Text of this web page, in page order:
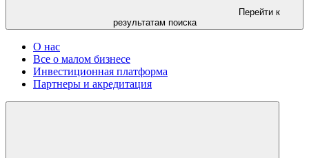
Перейти к
результатам поиска
О нас
Все о малом бизнесе
Инвестиционная платформа
Партнеры и акредитация